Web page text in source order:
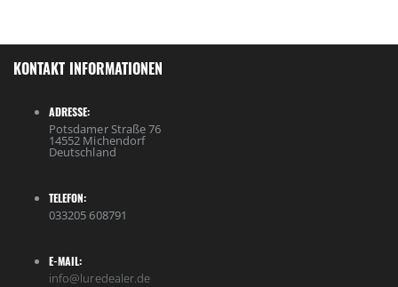
KONTAKT INFORMATIONEN
ADRESSE:
Potsdamer Straße 76
14552 Michendorf
Deutschland
TELEFON:
033205 608791
E-MAIL:
info@luredealer.de